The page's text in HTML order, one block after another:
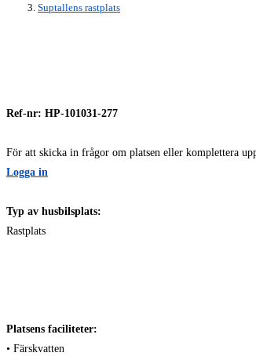
Suptallens rastplats
Ref-nr: HP-101031-277
För att skicka in frågor om platsen eller komplettera
Logga in
Typ av husbilsplats:
Rastplats
Platsens faciliteter:
• Färskvatten